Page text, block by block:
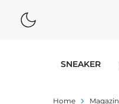
SNEAKER
Home Magazin